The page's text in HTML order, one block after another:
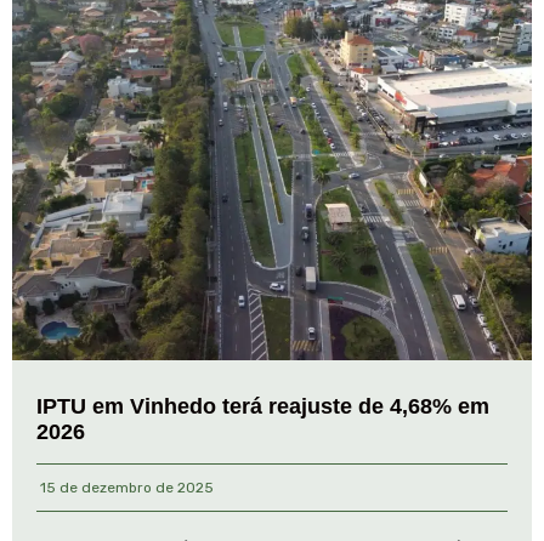
IPTU em Vinhedo terá reajuste de 4,68% em
2026
15 de dezembro de 2025